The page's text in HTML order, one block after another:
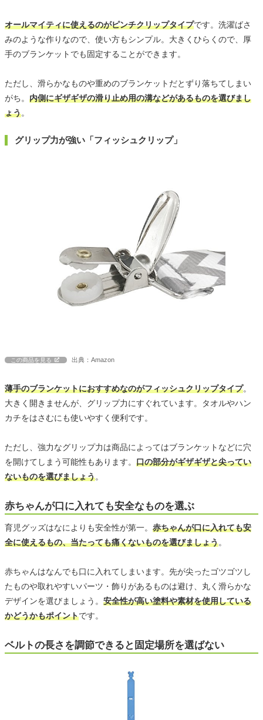
オールマイティに使えるのがピンチクリップタイプです。洗濯ばさ
みのような作りなので、使い方もシンプル。大きくひらくので、厚
手のブランケットでも固定することができます。
ただし、滑らかなものや重めのブランケットだとずり落ちてしまい
がち。 内側にギザギザの滑り止め用の溝などがあるものを選びまし
ょう。
グリップ力が強い「フィッシュクリップ」
この商品を見る 出典：Amazon
薄手のブランケットにおすすめなのがフィッシュクリップタイプ。
大きく開きませんが、グリップ力にすぐれています。タオルやハン
カチをはさむにも使いやすく便利です。
ただし、強力なグリップ力は商品によってはブランケットなどに穴
を開けてしまう可能性もあります。 口の部分がギザギザと尖ってい
ないものを選びましょう。
赤ちゃんが口に入れても安全なものを選ぶ
育児グッズはなによりも安全性が第一。 赤ちゃんが口に入れても安
全に使えるもの、当たっても痛くないものを選びましょう。
赤ちゃんはなんでも口に入れてしまいます。先が尖ったゴツゴツし
たものや取れやすいパーツ・飾りがあるものは避け、丸く滑らかな
デザインを選びましょう。 安全性が高い塗料や素材を使用している
かどうかもポイントです。
ベルトの長さを調節できると固定場所を選ばない